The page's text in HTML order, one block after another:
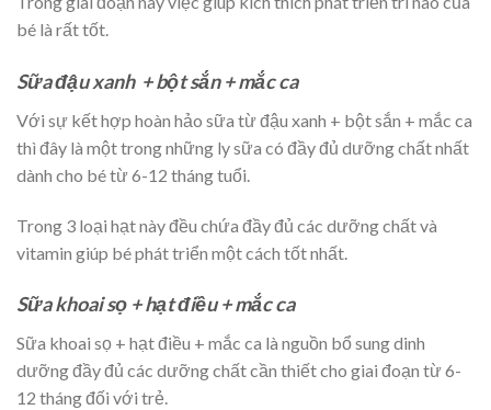
bé là rất tốt.
Sữa đậu xanh + bột sắn + mắc ca
Với sự kết hợp hoàn hảo sữa từ đậu xanh + bột sắn + mắc ca
thì đây là một trong những ly sữa có đầy đủ dưỡng chất nhất
dành cho bé từ 6-12 tháng tuổi.
Trong 3 loại hạt này đều chứa đầy đủ các dưỡng chất và
vitamin giúp bé phát triển một cách tốt nhất.
Sữa khoai sọ + hạt điều + mắc ca
Sữa khoai sọ + hạt điều + mắc ca là nguồn bổ sung dinh
dưỡng đầy đủ các dưỡng chất cần thiết cho giai đoạn từ 6-
12 tháng đối với trẻ.